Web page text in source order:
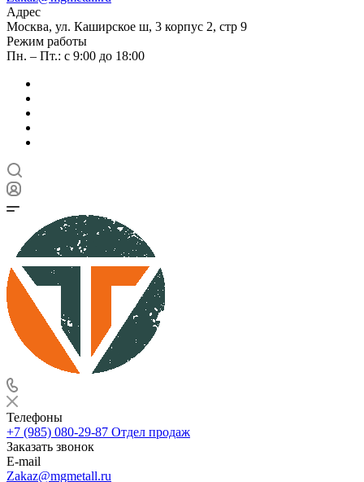
Адрес
Москва, ул. Каширское ш, 3 корпус 2, стр 9
Режим работы
Пн. – Пт.: с 9:00 до 18:00
Телефоны
+7 (985) 080-29-87 Отдел продаж
Заказать звонок
E-mail
Zakaz@mgmetall.ru